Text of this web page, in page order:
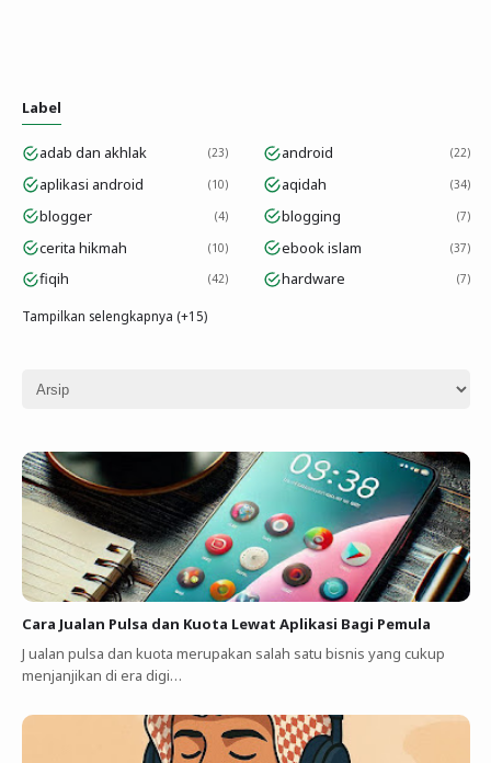
Label
adab dan akhlak 23 android 22
aplikasi android 10 aqidah 34
blogger 4 blogging 7
cerita hikmah 10 ebook islam 37
fiqih 42 hardware 7
Tampilkan selengkapnya (+15)
Cara Jualan Pulsa dan Kuota Lewat Aplikasi Bagi Pemula
J ualan pulsa dan kuota merupakan salah satu bisnis yang cukup
menjanjikan di era digi…